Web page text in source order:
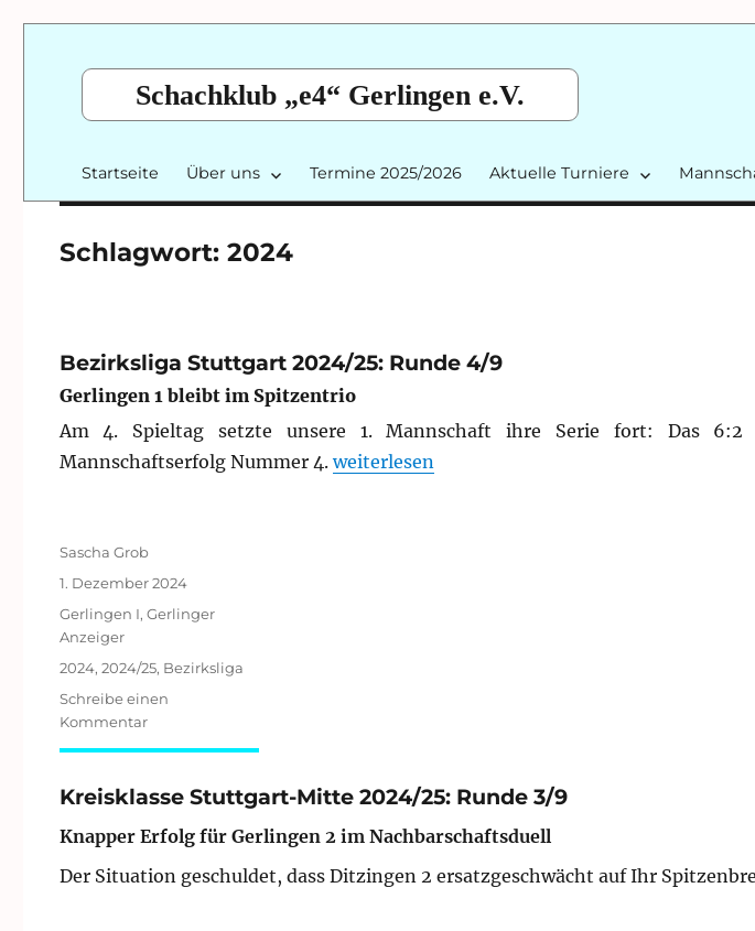
Schachklub „e4“ Gerlingen e.V.
Startseite Über uns Termine 2025/2026 Aktuelle Turniere
Schlagwort: 2024
Bezirksliga Stuttgart 2024/25: Runde 4/9
Gerlingen 1 bleibt im Spitzentrio
Am 4. Spieltag setzte unsere 1. Mannschaft ihre Serie fort: Das 6:2
Mannschaftserfolg Nummer 4.„Bezirksliga Stuttgart 2024/25: Runde 4/9“
weiterlesen
Autor
Sascha Grob
Veröffentlicht
am
1. Dezember 2024
Kategorien
Gerlingen I, Gerlinger
Anzeiger
Schlagwörter
2024, 2024/25, Bezirksliga
Schreibe einen
Kommentarzu
Bezirksliga
2024/25:
4/9
Kreisklasse Stuttgart-Mitte 2024/25: Runde 3/9
Knapper Erfolg für Gerlingen 2 im Nachbarschaftsduell
Der Situation geschuldet, dass Ditzingen 2 ersatzgeschwächt auf Ihr